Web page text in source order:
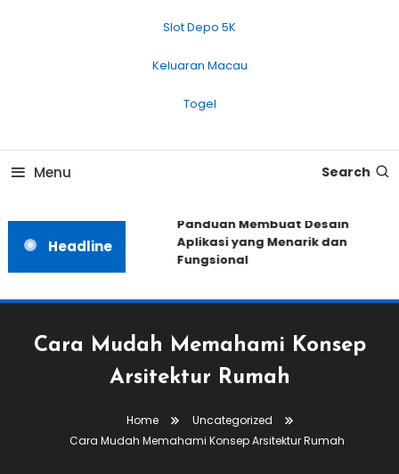
Slot Depo 5K
Keluaran Macau
Togel
Menu Search
Headline
Panduan Membuat Desain
Aplikasi yang Menarik dan
Fungsional
Cara Mudah Memahami Konsep
Arsitektur Rumah
Home
Uncategorized
Cara Mudah Memahami Konsep Arsitektur Rumah